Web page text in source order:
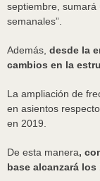
septiembre, sumará
semanales”.
Además, desde la
cambios en la
La ampliación de
en asientos
en 2019.
De esta manera,
base alcanzará